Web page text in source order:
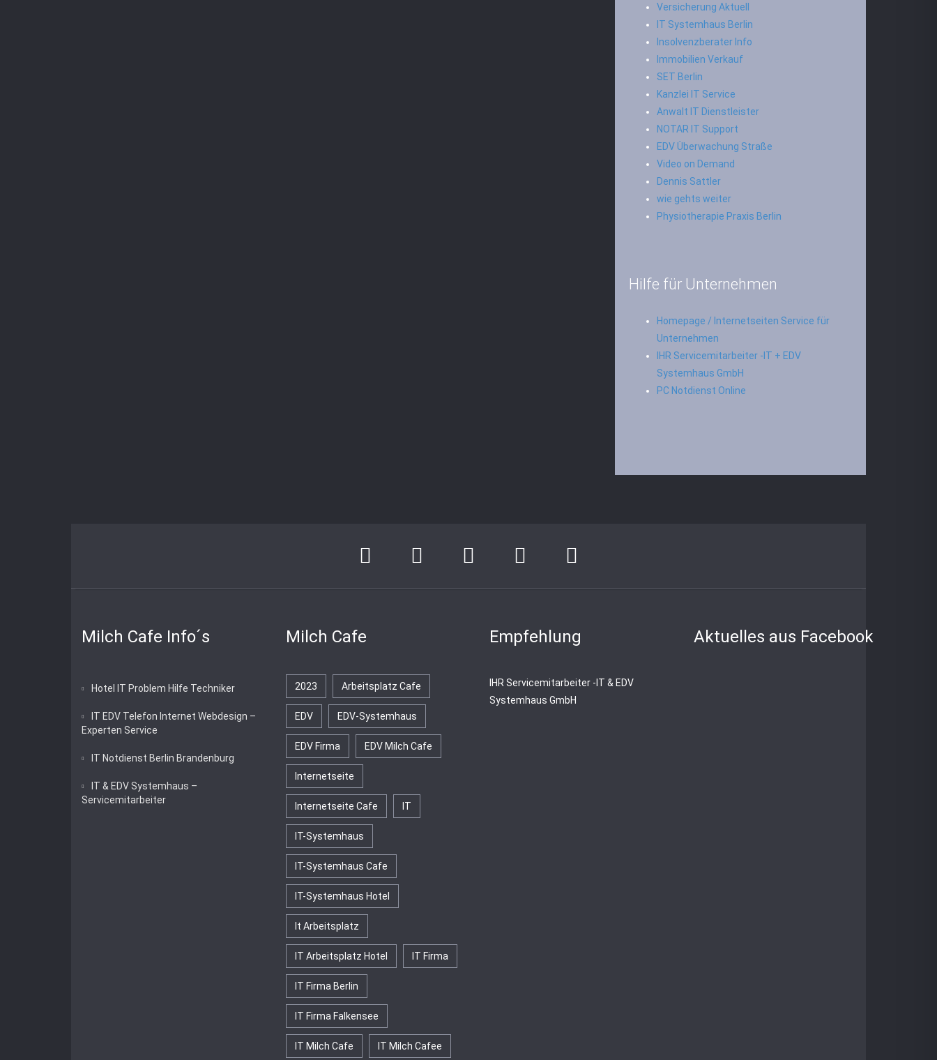
Versicherung Aktuell
IT Systemhaus Berlin
Insolvenzberater Info
Immobilien Verkauf
SET Berlin
Kanzlei IT Service
Anwalt IT Dienstleister
NOTAR IT Support
EDV Überwachung Straße
Video on Demand
Dennis Sattler
wie gehts weiter
Physiotherapie Praxis Berlin
Hilfe für Unternehmen
Homepage / Internetseiten Service für
Unternehmen
IHR Servicemitarbeiter -IT + EDV
Systemhaus GmbH
PC Notdienst Online
Milch Cafe Info´s
Hotel IT Problem Hilfe Techniker
IT EDV Telefon Internet Webdesign –
Experten Service
IT Notdienst Berlin Brandenburg
IT & EDV Systemhaus –
Servicemitarbeiter
Milch Cafe
2023 Arbeitsplatz Cafe
EDV EDV-Systemhaus
EDV Firma EDV Milch Cafe
Internetseite
Internetseite Cafe IT
IT-Systemhaus
IT-Systemhaus Cafe
IT-Systemhaus Hotel
It Arbeitsplatz
IT Arbeitsplatz Hotel IT Firma
IT Firma Berlin
IT Firma Falkensee
IT Milch Cafe IT Milch Cafee
Empfehlung
IHR Servicemitarbeiter -IT & EDV
Systemhaus GmbH
Aktuelles aus Facebook